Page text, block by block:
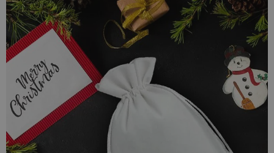
Dzięki swoim walorom estetycznym i użytkowym woreczki
welurowe to doskonały sposób na opakowanie dla
rozmaitych przedmiotów codziennych oraz drobnych
prezentów i upominków. Wytrzymała struktura tkaniny
welurowej sprawi, że te woreczki będą stanowić dobre
zabezpieczenie dla przedmiotów w nich schowanych. Welur
jest puszysty i przyjemny w dotyku, dlatego nasze woreczki
nadają się idealnie na podarunek dla bliskiej osoby czy
prezent z okazji rocznicy lub innej podniosłej uroczystości.
Polecamy nasze
woreczki welurowe
na nietuzinkowy
sposób na opakowanie prezentu oraz dekoracyjne
opakowanie dla przedmiotów codziennego użytku.